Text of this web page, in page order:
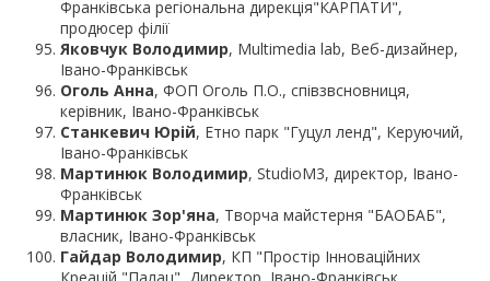
Франківська регіональна дирекція"КАРПАТИ",
продюсер філії
Яковчук Володимир, Multimedia lab, Веб-дизайнер,
Івано-Франківськ
Оголь Анна, ФОП Оголь П.О., співзвсновниця,
керівник, Івано-Франківськ
Станкевич Юрій, Етно парк "Гуцул ленд", Керуючий,
Івано-Франківськ
Мартинюк Володимир, StudioM3, директор, Івано-
Франківськ
Мартинюк Зор'яна, Творча майстерня "БАОБАБ",
власник, Івано-Франківськ
Гайдар Володимир, КП "Простір Інноваційних